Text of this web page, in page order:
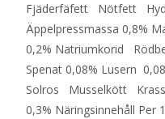
Fjäderfäfett Nötfett
Äppelpressmassa 0,8%
0,2% Natriumkorid
Spenat 0,08% Lusern
Solros Musselkött
0,3% Näringsinnehåll Per